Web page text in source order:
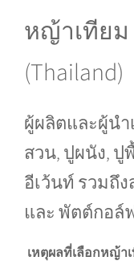
หญ้าเทียม
(Thailand)
ผู้ผลิตและผู้น
สวน, ปูผนัง, ปู
อีเว้นท์ รวมถึ
และ พัตต์กอล์
เหตุผลที่เลือกหญ้า